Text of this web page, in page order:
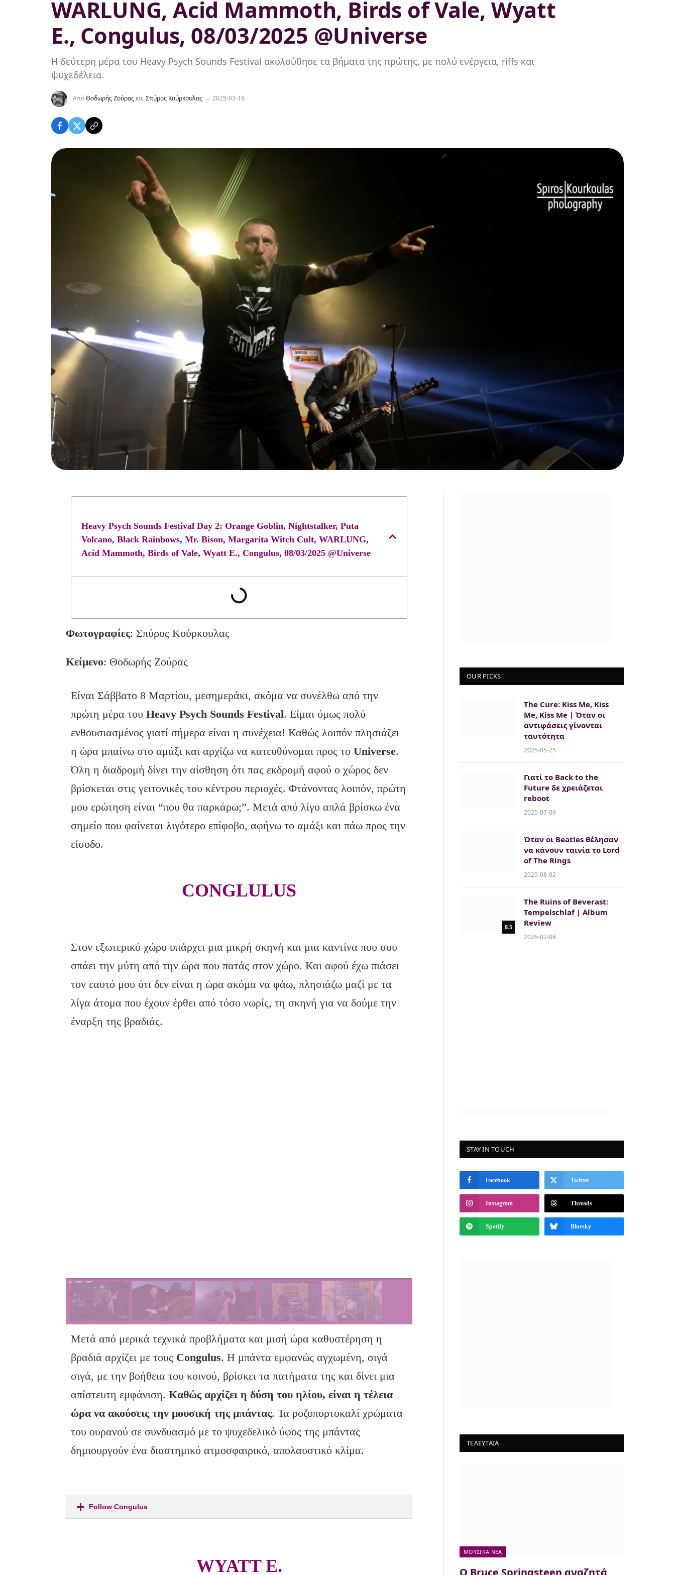
WARLUNG, Acid Mammoth, Birds of Vale, Wyatt
E., Congulus, 08/03/2025 @Universe
Η δεύτερη μέρα του Heavy Psych Sounds Festival ακολούθησε τα βήματα της πρώτης, με πολύ ενέργεια, riffs και
ψυχεδέλεια.
ΑπόΘοδωρής Ζούρας καιΣπύρος Κούρκουλας 2025-03-19
Heavy Psych Sounds Festival Day 2: Orange Goblin, Nightstalker, Puta
Volcano, Black Rainbows, Mr. Bison, Margarita Witch Cult, WARLUNG,
Acid Mammoth, Birds of Vale, Wyatt E., Congulus, 08/03/2025 @Universe
Φωτογραφίες: Σπύρος Κούρκουλας
Κείμενο: Θοδωρής Ζούρας
Είναι Σάββατο 8 Μαρτίου, μεσημεράκι, ακόμα να συνέλθω από την
πρώτη μέρα τουHeavy Psych Sounds Festival. Είμαι όμως πολύ
ενθουσιασμένος γιατί σήμερα είναι η συνέχεια! Καθώς λοιπόν πλησιάζει
η ώρα μπαίνω στο αμάξι και αρχίζω να κατευθύνομαι προς τοUniverse.
Όλη η διαδρομή δίνει την αίσθηση ότι πας εκδρομή αφού ο χώρος δεν
βρίσκεται στις γειτονικές του κέντρου περιοχές. Φτάνοντας λοιπόν, πρώτη
μου ερώτηση είναι “που θα παρκάρω;”. Μετά από λίγο απλά βρίσκω ένα
σημείο που φαίνεται λιγότερο επίφοβο, αφήνω το αμάξι και πάω προς την
είσοδο.
CONGLULUS
Στον εξωτερικό χώρο υπάρχει μια μικρή σκηνή και μια καντίνα που σου
σπάει την μύτη από την ώρα που πατάς στον χώρο. Και αφού έχω πιάσει
τον εαυτό μου ότι δεν είναι η ώρα ακόμα να φάω, πλησιάζω μαζί με τα
λίγα άτομα που έχουν έρθει από τόσο νωρίς, τη σκηνή για να δούμε την
έναρξη της βραδιάς.
Μετά από μερικά τεχνικά προβλήματα και μισή ώρα καθυστέρηση η
βραδιά αρχίζει με τους Congulus. Η μπάντα εμφανώς αγχωμένη, σιγά
σιγά, με την βοήθεια του κοινού, βρίσκει τα πατήματα της και δίνει μια
απίστευτη εμφάνιση.Καθώς αρχίζει η δύση του ηλίου, είναι η τέλεια
ώρα να ακούσεις την μουσική της μπάντας. Τα ροζοπορτοκαλί χρώματα
του ουρανού σε συνδυασμό με το ψυχεδελικό ύφος της μπάντας
δημιουργούν ένα διαστημικό ατμοσφαιρικό, απολαυστικό κλίμα.
Follow Congulus
WYATT E.
OUR PICKS
The Cure: Kiss Me, Kiss
Me, Kiss Me | Όταν οι
αντιφάσεις γίνονται
ταυτότητα
2025-05-25
Γιατί το Back to the
Future δε χρειάζεται
reboot
2025-07-09
Όταν οι Beatles θέλησαν
να κάνουν ταινία το Lord
of The Rings
2025-08-02
8.5
The Ruins of Beverast:
Tempelschlaf | Album
Review
2026-02-08
STAY IN TOUCH
Facebook Twitter
Instagram Threads
Spotify Bluesky
ΤΕΛΕΥΤΑΙΑ
ΜΟΥΣΙΚΆ ΝΈΑ